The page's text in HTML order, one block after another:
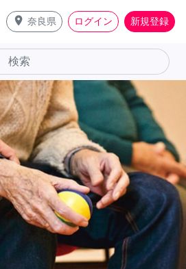
place 奈良県 ログイン 新規登録